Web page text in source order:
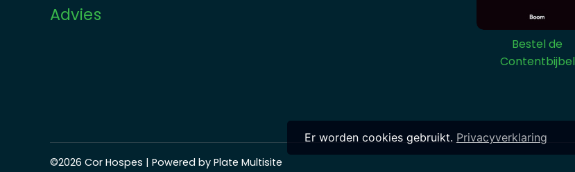
Er worden cookies gebruikt. Privacyverklaring
Advies
Bestel de
Contentbijbel
©2026 Cor Hospes | Powered by Plate Multisite